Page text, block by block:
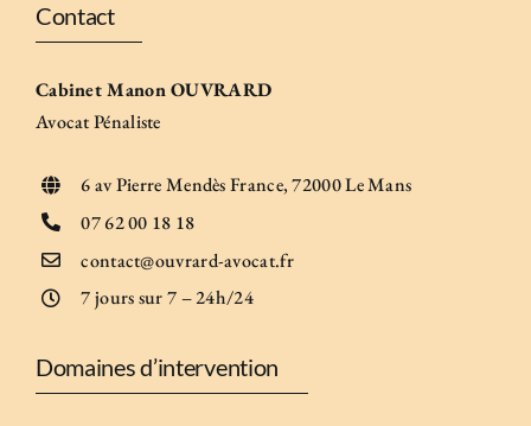
Contact
Cabinet Manon OUVRARD
Avocat Pénaliste
6 av Pierre Mendès France, 72000 Le Mans
07 62 00 18 18
contact@ouvrard-avocat.fr
7 jours sur 7 – 24h/24
Domaines d’intervention